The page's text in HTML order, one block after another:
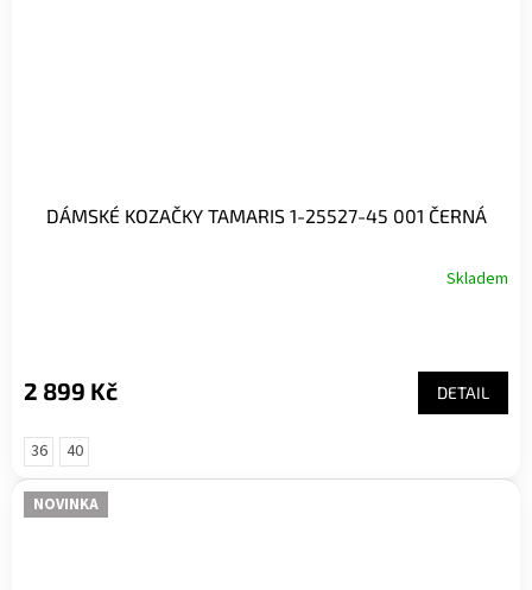
DÁMSKÉ KOZAČKY TAMARIS 1-25527-45 001 ČERNÁ
5,0
z
hvězdiček.
Skladem
2 899 Kč DETAIL
36 40
NOVINKA